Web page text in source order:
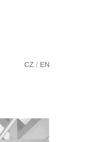
CZ / EN